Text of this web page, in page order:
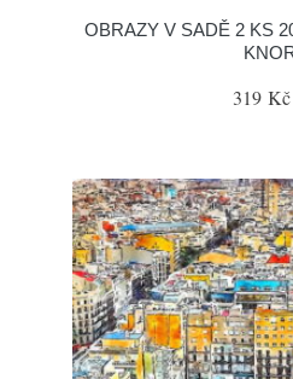
OBRAZY V SADĚ 2 KS
319 Kč